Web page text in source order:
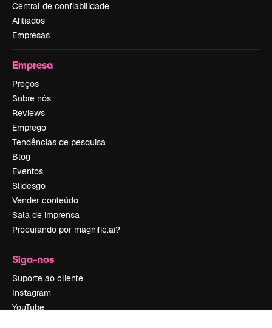
Central de confiabilidade
Afiliados
Empresas
Empresa
Preços
Sobre nós
Reviews
Emprego
Tendências de pesquisa
Blog
Eventos
Slidesgo
Vender conteúdo
Sala de imprensa
Procurando por magnific.ai?
Siga-nos
Suporte ao cliente
Instagram
YouTube